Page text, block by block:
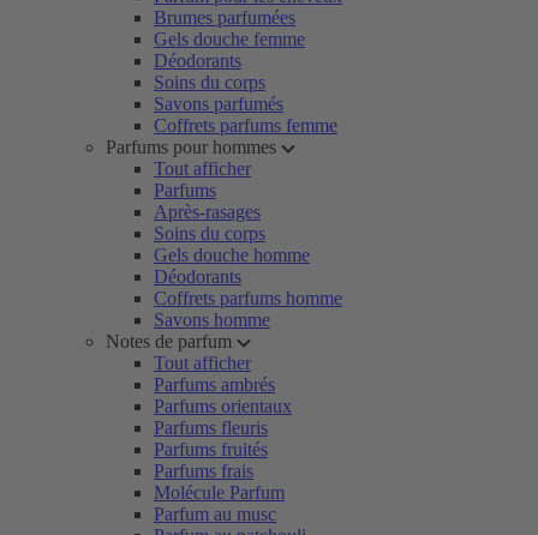
Brumes parfumées
Gels douche femme
Déodorants
Soins du corps
Savons parfumés
Coffrets parfums femme
Parfums pour hommes
Tout afficher
Parfums
Après-rasages
Soins du corps
Gels douche homme
Déodorants
Coffrets parfums homme
Savons homme
Notes de parfum
Tout afficher
Parfums ambrés
Parfums orientaux
Parfums fleuris
Parfums fruités
Parfums frais
Molécule Parfum
Parfum au musc